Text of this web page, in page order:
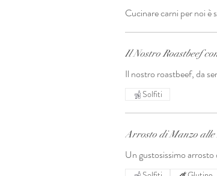
Cucinare carni per noi è
Il Nostro Roastbeef
Il nostro roastbeef, da
Solfiti
Arrosto di Manzo alle
Un gustosissimo